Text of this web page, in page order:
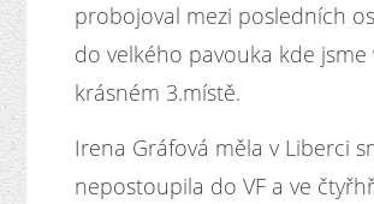
probojoval mezi posledních
do velkého pavouka kde
krásném 3.místě.
Irena Gráfová měla v Liberci
nepostoupila do VF a ve